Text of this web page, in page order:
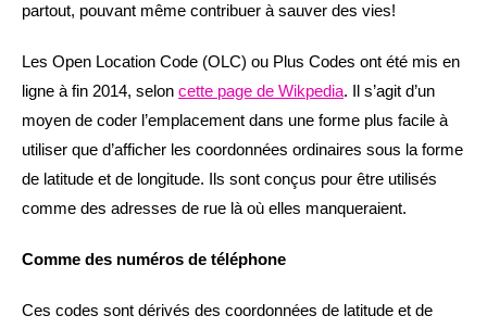
partout, pouvant même contribuer à sauver des vies!
Les Open Location Code (OLC) ou Plus Codes ont été mis en
ligne à fin 2014, selon cette page de Wikpedia. Il s’agit d’un
moyen de coder l’emplacement dans une forme plus facile à
utiliser que d’afficher les coordonnées ordinaires sous la forme
de latitude et de longitude. Ils sont conçus pour être utilisés
comme des adresses de rue là où elles manqueraient.
Comme des numéros de téléphone
Ces codes sont dérivés des coordonnées de latitude et de